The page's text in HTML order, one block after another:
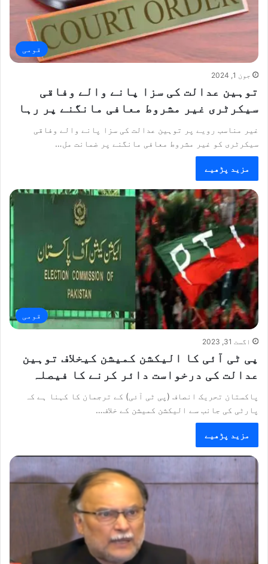
قومی
جون 1, 2024
توہین عدالت کی سزا پانے والے وفاقی
سیکرٹری غیر مشروط معافی مانگنے پر رہا
غیر مناسب رویے پر توہین عدالت کی سزا پانے والے وفاقی
سیکرٹری کو غیر مشروط معافی مانگنے پر ضمانت مل…
مزید پڑھیے
قومی
اگست 31, 2023
پی ٹی آئی کا الیکشن کمیشن کیخلاف توہین
عدالت کی درخواست دائر کرنے کا فیصلہ
پاکستان تحریک انصاف (پی ٹی آئی) کے ترجمان کا کہنا ہے کہ
پارٹی کی جانب سے الیکشن کمیشن کے خلاف…
مزید پڑھیے